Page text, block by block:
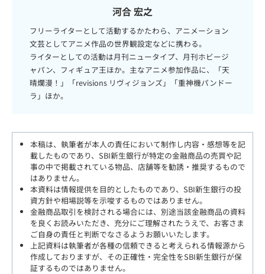
河合 宏之
フリーライターとして活動するかたわら、アニメーション
文芸としてアニメ作品の世界観設定などに携わる。
ライターとしての活動は月刊ニュータイプ、月刊ホビージ
ャパン、フィギュア王ほか。主なアニメ参加作品に、「天
晴爛漫！」「revisions リヴィジョンズ」「重神機パンドー
ラ」ほか。
本稿は、執筆者が本人の責任において制作し内容・感想等を記
載したものであり、SBI新生銀行が特定の金融商品の売買や記
事の中で掲載されている物品、店舗等を勧誘・推奨するもので
はありません。
本資料は情報提供を目的としたものであり、SBI新生銀行の投
資方針や相場説等を示唆するものではありません。
金融商品取引を検討される場合には、別途当該金融商品の資料
を良くお読みいただき、充分にご理解されたうえで、お客さま
ご自身の責任と判断でなさるようお願いいたします。
上記資料は執筆者が各種の信頼できると考えられる情報源から
作成しておりますが、その正確性・完全性をSBI新生銀行が保
証するものではありません。